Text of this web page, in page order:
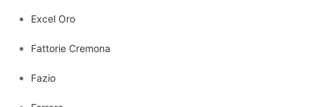
Excel Oro
Fattorie Cremona
Fazio